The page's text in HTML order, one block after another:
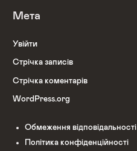
Мета
Увійти
Стрічка записів
Стрічка коментарів
WordPress.org
Обмеження відповідальності
Політика конфіденційності